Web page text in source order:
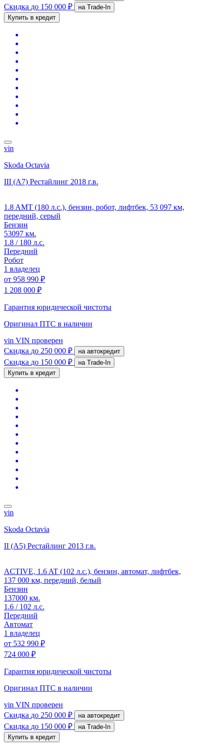
Скидка до 150 000 ₽
на Trade-In
Купить в кредит
vin
Skoda Octavia
III (A7) Рестайлинг 2018 г.в.
1.8 AMT (180 л.с.), бензин, робот, лифтбек, 53 097 км,
передний, серый
Бензин
53097 км.
1.8 / 180 л.с.
Передний
Робот
1 владелец
от 958 990 ₽
1 208 000 ₽
Гарантия юридической чистоты
Оригинал ПТС в наличии
vin VIN проверен
Скидка до 250 000 ₽ на автокредит
Скидка до 150 000 ₽
на Trade-In
Купить в кредит
vin
Skoda Octavia
II (A5) Рестайлинг 2013 г.в.
ACTIVE, 1.6 AT (102 л.с.), бензин, автомат, лифтбек,
137 000 км, передний, белый
Бензин
137000 км.
1.6 / 102 л.с.
Передний
Автомат
1 владелец
от 532 990 ₽
724 000 ₽
Гарантия юридической чистоты
Оригинал ПТС в наличии
vin VIN проверен
Скидка до 250 000 ₽ на автокредит
Скидка до 150 000 ₽
на Trade-In
Купить в кредит